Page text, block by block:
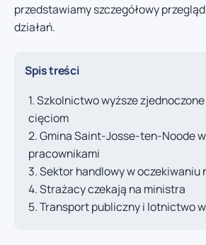
przedstawiamy szczegółowy
działań.
Spis treści
Szkolnictwo wyższe
cięciom
Gmina Saint-Josse-ten-Noode
pracownikami
Sektor handlowy w oczekiwaniu
Strażacy czekają na ministra
Transport publiczny i lotnictwo